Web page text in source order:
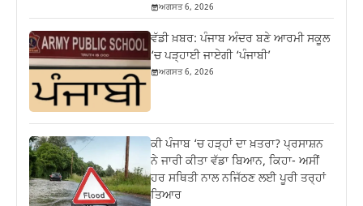
ਅਗਸਤ 6, 2026
ਵੱਡੀ ਖ਼ਬਰ: ਪੰਜਾਬ ਅੰਦਰ ਬਣੇ ਆਰਮੀ ਸਕੂਲ
‘ਚ ਪੜ੍ਹਾਈ ਜਾਏਗੀ ‘ਪੰਜਾਬੀ’
ਅਗਸਤ 6, 2026
ਕੀ ਪੰਜਾਬ ‘ਚ ਹੜ੍ਹਾਂ ਦਾ ਖ਼ਤਰਾ? ਪ੍ਰਸਾਸ਼ਨ
ਨੇ ਜਾਰੀ ਕੀਤਾ ਵੱਡਾ ਬਿਆਨ, ਕਿਹਾ- ਅਸੀਂ
ਹਰ ਸਥਿਤੀ ਨਾਲ ਨਜਿੱਠਣ ਲਈ ਪੂਰੀ ਤਰ੍ਹਾਂ
ਤਿਆਰ